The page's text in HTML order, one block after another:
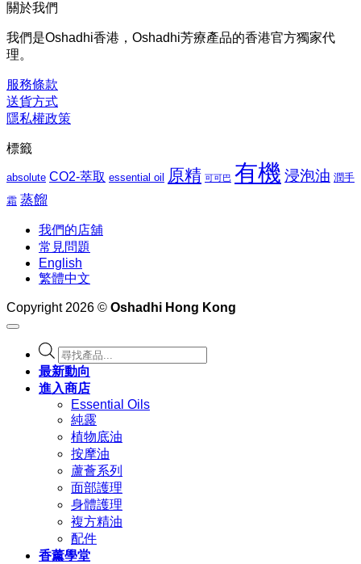
圍：
$276.00
關於我們
我們是Oshadhi香港，Oshadhi芳療產品的香港官方獨家代
理。
服務條款
送貨方式
隱私權政策
標籤
absolute CO2-萃取 essential oil 原精 可可巴 有機 浸泡油 潤手
霜 蒸餾
我們的店舖
常見問題
English
繁體中文
Copyright 2026 © Oshadhi Hong Kong
Products
search
最新動向
進入商店
Essential Oils
純露
植物底油
按摩油
蘆薈系列
面部護理
身體護理
複方精油
配件
香薰學堂